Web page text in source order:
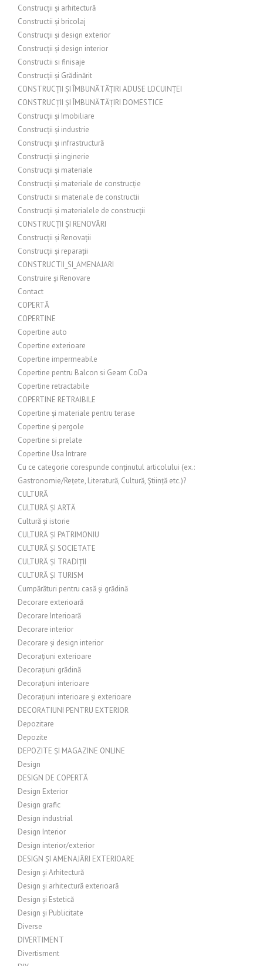
Construcții și arhitectură
Constructii și bricolaj
Construcții și design exterior
Construcții și design interior
Constructii si finisaje
Construcții și Grădinărit
CONSTRUCȚII ȘI ÎMBUNĂTĂȚIRI ADUSE LOCUINȚEI
CONSTRUCȚII ȘI ÎMBUNĂTĂȚIRI DOMESTICE
Construcții și Imobiliare
Construcții și industrie
Construcții și infrastructură
Construcții și inginerie
Construcții și materiale
Construcții și materiale de construcție
Constructii si materiale de constructii
Construcții și materialele de construcții
CONSTRUCȚII ȘI RENOVĂRI
Construcții și Renovații
Construcții și reparații
CONSTRUCTII_SI_AMENAJARI
Construire și Renovare
Contact
COPERTĂ
COPERTINE
Copertine auto
Copertine exterioare
Copertine impermeabile
Copertine pentru Balcon si Geam CoDa
Copertine retractabile
COPERTINE RETRAIBILE
Copertine și materiale pentru terase
Copertine și pergole
Copertine si prelate
Copertine Usa Intrare
Cu ce categorie corespunde conținutul articolului (ex.:
Gastronomie/Rețete, Literatură, Cultură, Știință etc.)?
CULTURĂ
CULTURĂ ȘI ARTĂ
Cultură și istorie
CULTURĂ ȘI PATRIMONIU
CULTURĂ ȘI SOCIETATE
CULTURĂ ȘI TRADIȚII
CULTURĂ ȘI TURISM
Cumpărături pentru casă și grădină
Decorare exterioară
Decorare Interioară
Decorare interior
Decorare și design interior
Decorațiuni exterioare
Decorațiuni grădină
Decorațiuni interioare
Decorațiuni interioare și exterioare
DECORATIUNI PENTRU EXTERIOR
Depozitare
Depozite
DEPOZITE ȘI MAGAZINE ONLINE
Design
DESIGN DE COPERTĂ
Design Exterior
Design grafic
Design industrial
Design Interior
Design interior/exterior
DESIGN ȘI AMENAJĂRI EXTERIOARE
Design și Arhitectură
Design și arhitectură exterioară
Design și Estetică
Design și Publicitate
Diverse
DIVERTIMENT
Divertisment